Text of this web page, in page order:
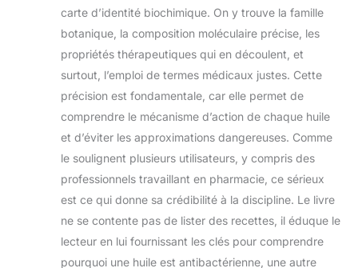
carte d’identité biochimique. On y trouve la famille
botanique, la composition moléculaire précise, les
propriétés thérapeutiques qui en découlent, et
surtout, l’emploi de termes médicaux justes. Cette
précision est fondamentale, car elle permet de
comprendre le mécanisme d’action de chaque huile
et d’éviter les approximations dangereuses. Comme
le soulignent plusieurs utilisateurs, y compris des
professionnels travaillant en pharmacie, ce sérieux
est ce qui donne sa crédibilité à la discipline. Le livre
ne se contente pas de lister des recettes, il éduque le
lecteur en lui fournissant les clés pour comprendre
pourquoi une huile est antibactérienne, une autre